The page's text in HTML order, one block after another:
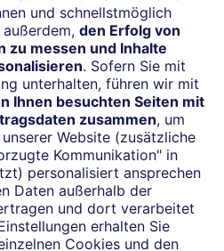
61